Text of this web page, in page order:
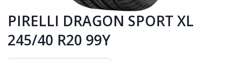
PIRELLI DRAGON SPORT XL
245/40 R20 99Y